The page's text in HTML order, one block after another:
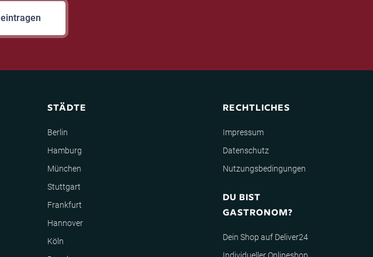
STÄDTE
Berlin
Hamburg
München
Stuttgart
Frankfurt
Hannover
Köln
RECHTLICHES
Impressum
Datenschutz
Nutzungsbedingungen
DU BIST
GASTRONOM?
Dein Shop auf Deliver24